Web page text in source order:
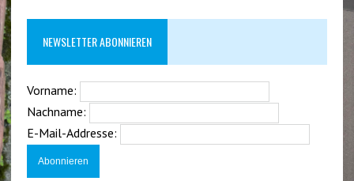
NEWSLETTER ABONNIEREN
Vorname:
Nachname:
E-Mail-Addresse: